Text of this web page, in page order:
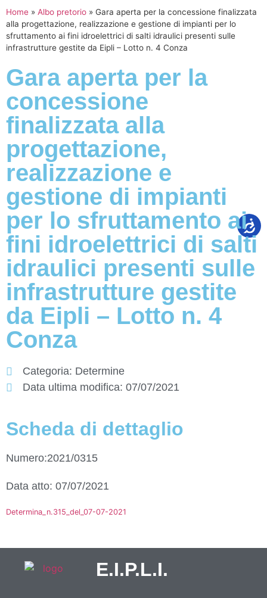
Home » Albo pretorio » Gara aperta per la concessione finalizzata
alla progettazione, realizzazione e gestione di impianti per lo
sfruttamento ai fini idroelettrici di salti idraulici presenti sulle
infrastrutture gestite da Eipli – Lotto n. 4 Conza
Gara aperta per la
concessione
finalizzata alla
progettazione,
realizzazione e
gestione di impianti
per lo sfruttamento ai
fini idroelettrici di salti
idraulici presenti sulle
infrastrutture gestite
da Eipli – Lotto n. 4
Conza
Categoria: Determine
Data ultima modifica: 07/07/2021
Scheda di dettaglio
Numero:2021/0315
Data atto: 07/07/2021
Determina_n.315_del_07-07-2021
E.I.P.L.I.